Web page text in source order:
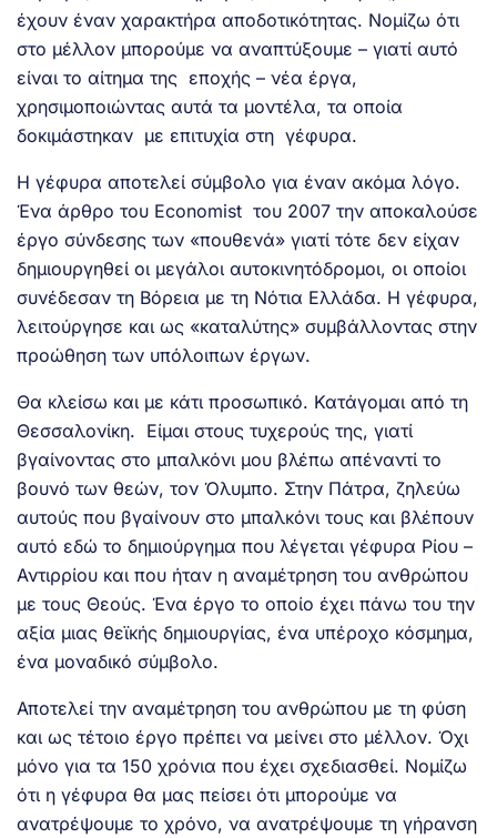
έχουν έναν χαρακτήρα αποδοτικότητας. Νομίζω ότι
στο μέλλον μπορούμε να αναπτύξουμε – γιατί αυτό
είναι το αίτημα της εποχής – νέα έργα,
χρησιμοποιώντας αυτά τα μοντέλα, τα οποία
δοκιμάστηκαν με επιτυχία στη γέφυρα.
H γέφυρα αποτελεί σύμβολο για έναν ακόμα λόγο.
Ένα άρθρο του Εconomist του 2007 την αποκαλούσε
έργο σύνδεσης των «πουθενά» γιατί τότε δεν είχαν
δημιουργηθεί οι μεγάλοι αυτοκινητόδρομοι, οι οποίοι
συνέδεσαν τη Βόρεια με τη Νότια Ελλάδα. Η γέφυρα,
λειτούργησε και ως «καταλύτης» συμβάλλοντας στην
προώθηση των υπόλοιπων έργων.
Θα κλείσω και με κάτι προσωπικό. Κατάγομαι από τη
Θεσσαλονίκη. Είμαι στους τυχερούς της, γιατί
βγαίνοντας στο μπαλκόνι μου βλέπω απέναντί το
βουνό των θεών, τον Όλυμπο. Στην Πάτρα, ζηλεύω
αυτούς που βγαίνουν στο μπαλκόνι τους και βλέπουν
αυτό εδώ το δημιούργημα που λέγεται γέφυρα Ρίου –
Αντιρρίου και που ήταν η αναμέτρηση του ανθρώπου
με τους Θεούς. Ένα έργο το οποίο έχει πάνω του την
αξία μιας θεϊκής δημιουργίας, ένα υπέροχο κόσμημα,
ένα μοναδικό σύμβολο.
Αποτελεί την αναμέτρηση του ανθρώπου με τη φύση
και ως τέτοιο έργο πρέπει να μείνει στο μέλλον. Όχι
μόνο για τα 150 χρόνια που έχει σχεδιασθεί. Νομίζω
ότι η γέφυρα θα μας πείσει ότι μπορούμε να
ανατρέψουμε το χρόνο, να ανατρέψουμε τη γήρανση